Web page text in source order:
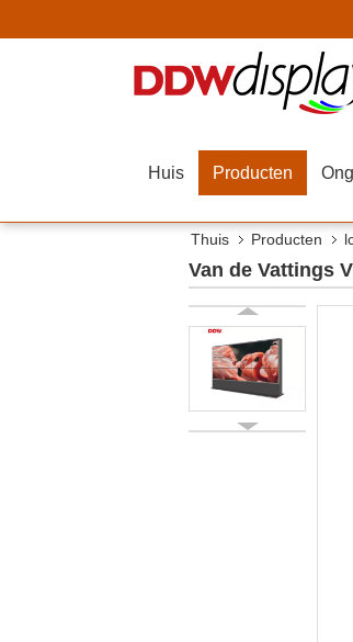
Huis Producten
Thuis Producten
Van de Vattings